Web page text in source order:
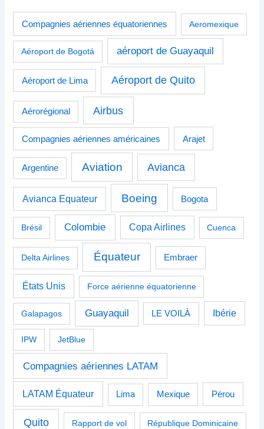
Compagnies aériennes équatoriennes Aeromexique
Aéroport de Bogotá aéroport de Guayaquil
Aéroport de Lima Aéroport de Quito
Aérorégional Airbus
Compagnies aériennes américaines Arajet
Argentine Aviation Avianca
Avianca Equateur Boeing Bogota
Brésil Colombie Copa Airlines Cuenca
Delta Airlines Équateur Embraer
États Unis Force aérienne équatorienne
Galapagos Guayaquil LE VOILÀ Ibérie
IPW JetBlue
Compagnies aériennes LATAM
LATAM Équateur Lima Mexique Pérou
Quito Rapport de vol République Dominicaine